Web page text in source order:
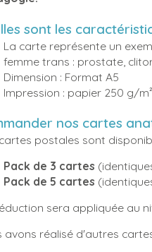
sont les
La carte représente un
femme trans : prostate,
Dimension : Format A5
Impression : papier 250 g/m²
nos cartes
postales sont
Pack de 3 cartes
Pack de 5 cartes
sera appliquée au
avons réalisé d'autres